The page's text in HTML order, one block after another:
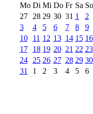
Mo Di Mi Do Fr Sa So
27
28 29 30 31 1
2
3
4 5 6 7 8
9
10
11 12 13 14 15 16
17
18 19 20 21 22 23
24
25 26 27 28 29 30
31
1 2 3 4 5 6